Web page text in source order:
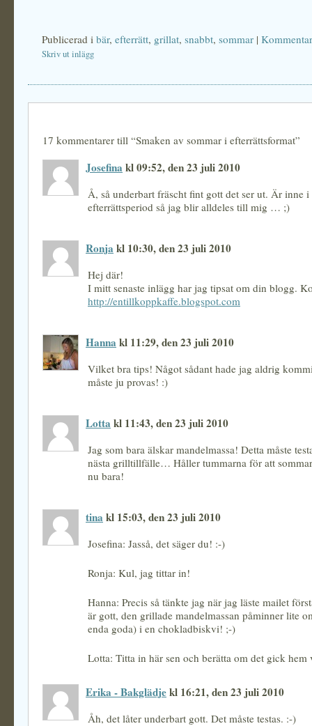
Publicerad i bär, efterrätt, grillat, snabbt, sommar |
Skriv ut inlägg
17 kommentarer till “Smaken av sommar i efterrättsformat”
Josefina kl 09:52, den 23 juli 2010
Å, så underbart fräscht fint gott det ser ut. Är inne i
efterrättsperiod så jag blir alldeles till mig … ;)
Ronja kl 10:30, den 23 juli 2010
Hej där!
I mitt senaste inlägg har jag tipsat om din blogg.
http://entillkoppkaffe.blogspot.com
Hanna kl 11:29, den 23 juli 2010
Vilket bra tips! Något sådant hade jag aldrig
måste ju provas! :)
Lotta kl 11:43, den 23 juli 2010
Jag som bara älskar mandelmassa! Detta måste
nästa grilltillfälle… Håller tummarna för att
nu bara!
tina kl 15:03, den 23 juli 2010
Josefina: Jasså, det säger du! :-)
Ronja: Kul, jag tittar in!
Hanna: Precis så tänkte jag när jag läste mailet
är gott, den grillade mandelmassan påminner lite
enda goda) i en chokladbiskvi! ;-)
Lotta: Titta in här sen och berätta om det gick hem
Erika - Bakglädjekl 16:21, den 23 juli 2010
Åh, det låter underbart gott. Det måste testas. :-)